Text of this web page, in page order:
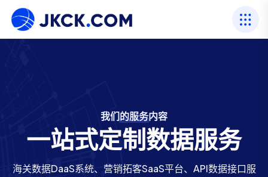
我们的行业资历
专注进出口数据22年
海关数据服务商
进出口数据网
我们的服务内容
一站式定制数据服务
海关数据DaaS系统、营销拓客SaaS平台、API数据接口服
我们的行业资历
专注进出口数据22年
海关数据服务商
进出口数据网